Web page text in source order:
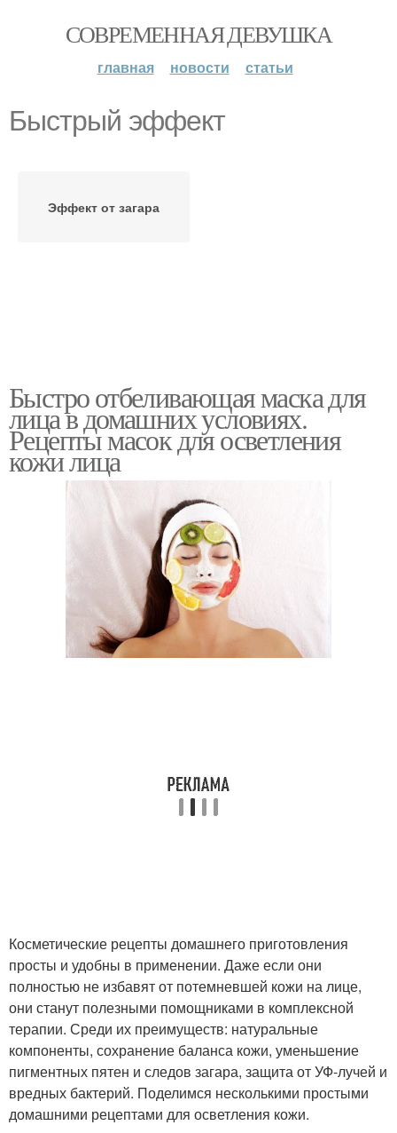
СОВРЕМЕННАЯ ДЕВУШКА
главная новости статьи
Быстрый эффект
Эффект от загара
Быстро отбеливающая маска для
лица в домашних условиях.
Рецепты масок для осветления
кожи лица
Косметические рецепты домашнего приготовления
просты и удобны в применении. Даже если они
полностью не избавят от потемневшей кожи на лице,
они станут полезными помощниками в комплексной
терапии. Среди их преимуществ: натуральные
компоненты, сохранение баланса кожи, уменьшение
пигментных пятен и следов загара, защита от УФ-лучей и
вредных бактерий. Поделимся несколькими простыми
домашними рецептами для осветления кожи.